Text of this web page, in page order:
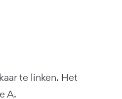
te linken. Het
A.